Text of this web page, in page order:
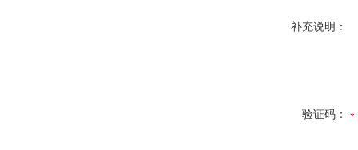
补充说明：
验证码：